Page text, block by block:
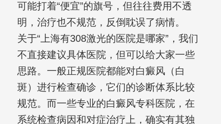
可能打着“便宜”的旗号，但往往费用不透
明，治疗也不规范，反倒耽误了病情。
关于“上海有308激光的医院是哪家”，我们
不直接建议具体医院，但可以给大家一些
思路。一般正规医院都能对白癜风（白
斑）进行检查确诊，它们的诊断体系比较
规范。而一些专业的白癜风专科医院，在
系统检查病因和对症治疗上，确实有其独